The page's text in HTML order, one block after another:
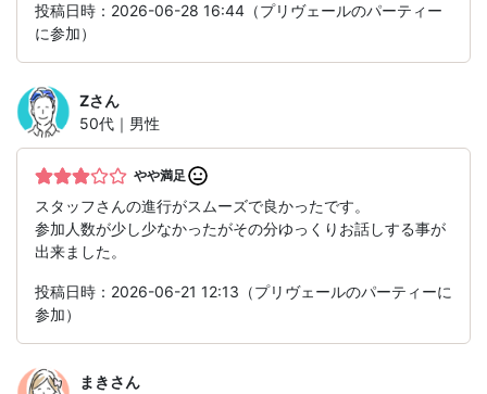
投稿日時：2026-06-28 16:44（プリヴェールのパーティー
に参加）
Zさん
50代｜男性
やや満足
スタッフさんの進行がスムーズで良かったです。
参加人数が少し少なかったがその分ゆっくりお話しする事が
出来ました。
投稿日時：2026-06-21 12:13（プリヴェールのパーティーに
参加）
まきさん